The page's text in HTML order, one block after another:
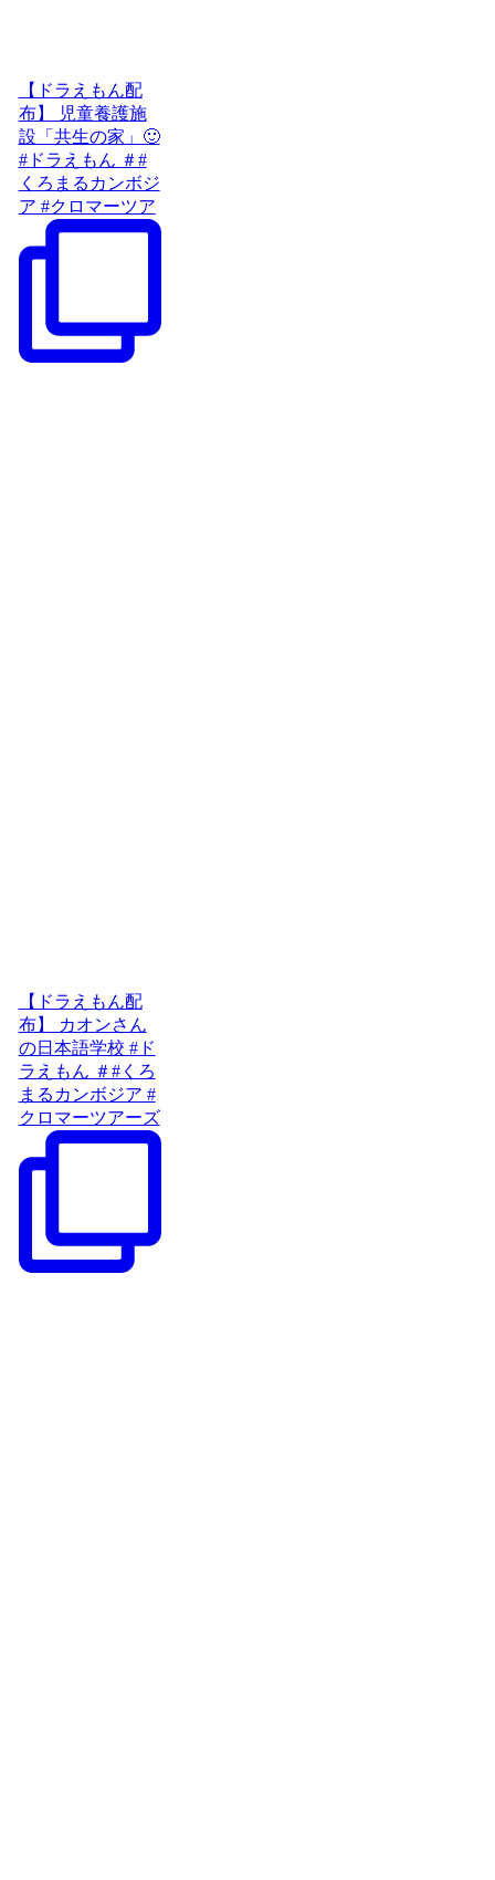
【ドラえもん配
布】 児童養護施
設「共生の家」🙂
#ドラえもん ＃#
くろまるカンボジ
ア #クロマーツア
【ドラえもん配
布】 カオンさん
の日本語学校 #ド
ラえもん ＃#くろ
まるカンボジア #
クロマーツアーズ